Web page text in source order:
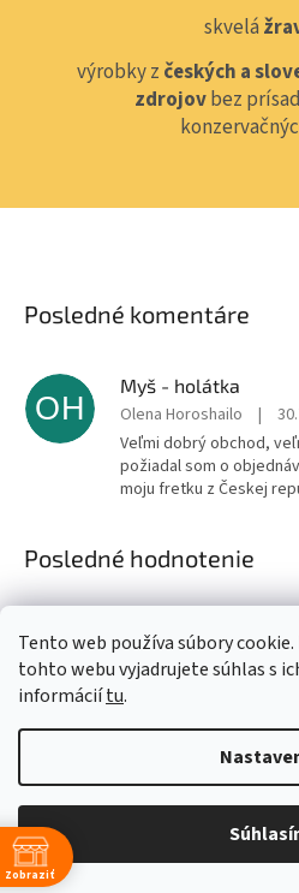
Tento web používa súbory
tohto webu vyjadrujete súhlas s
informáciítu.
skvelá
výrobky z českých a
zdrojovbez
Posledné komentáre
OH
Myš - holátka
Olena Horoshailo |
Veľmi dobrý obchod,
požiadal som o
moju fretku z Českej
Posledné hodnotenie
Kivo Dogspray
Hodnotenie
produktu
je
5
hviezdičiek.
Nikoleta Šavelová
Produkt je výborný,
roky, keď ideme na
oblečenie aj my ľudia😊
Podľa môjho názoru je
objednávam už druhy,
Odporúčam, skutočne
Zobraziť Získaj 4%